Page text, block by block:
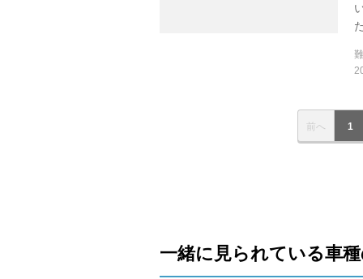
前へ 1
一緒に見られている車